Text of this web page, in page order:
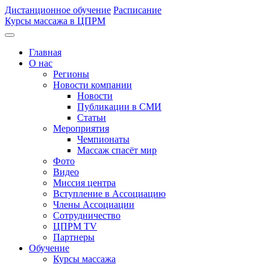
Дистанционное обучение Расписание
Курсы массажа в ЦПРМ
Главная
О нас
Регионы
Новости компании
Новости
Публикации в СМИ
Статьи
Мероприятия
Чемпионаты
Массаж спасёт мир
Фото
Видео
Миссия центра
Вступление в Ассоциацию
Члены Ассоциации
Сотрудничество
ЦПРМ TV
Партнеры
Oбучение
Курсы массажа